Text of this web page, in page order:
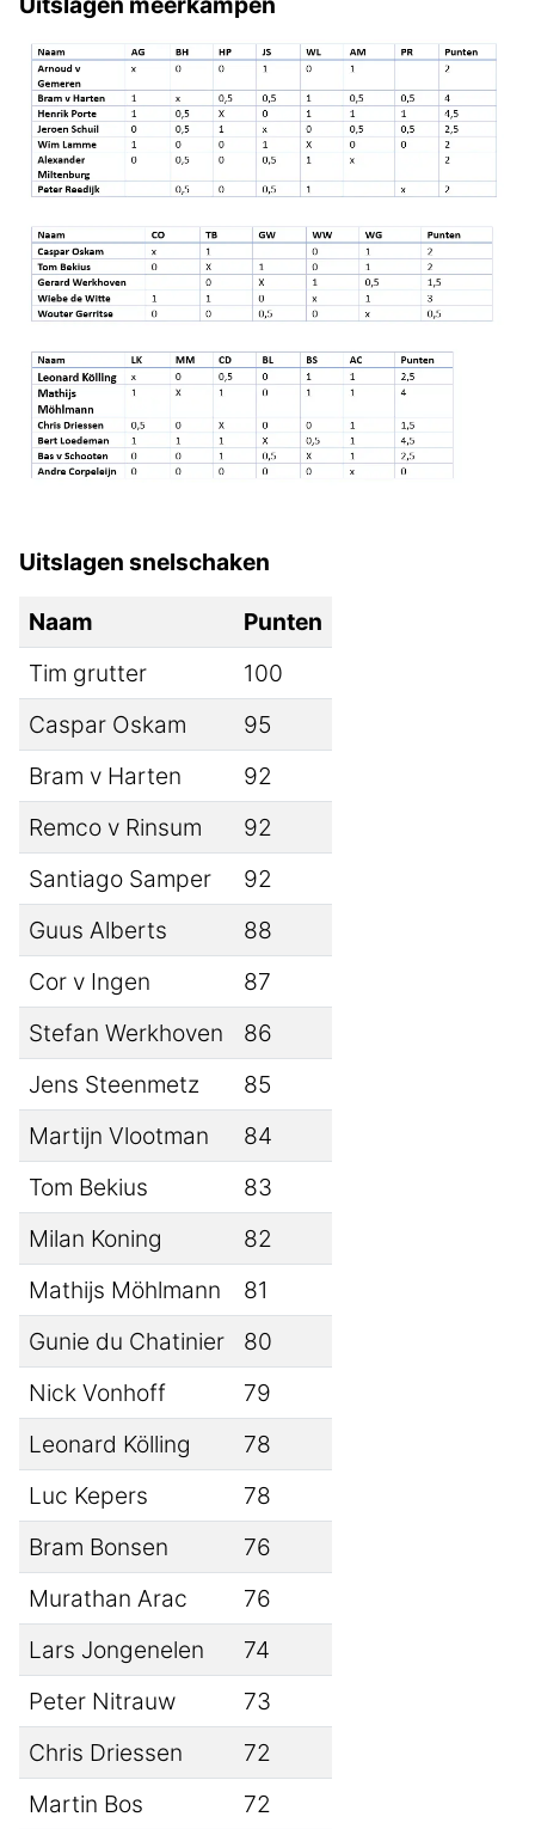
Uitslagen snelschaken
Naam
Punten
Tim grutter
100
Caspar Oskam
95
Bram v Harten
92
Remco v Rinsum
92
Santiago Samper
92
Guus Alberts
88
Cor v Ingen
87
Stefan Werkhoven
86
Jens Steenmetz
85
Martijn Vlootman
84
Tom Bekius
83
Milan Koning
82
Mathijs Möhlmann
81
Gunie du Chatinier
80
Nick Vonhoff
79
Leonard Kölling
78
Luc Kepers
78
Bram Bonsen
76
Murathan Arac
76
Lars Jongenelen
74
Peter Nitrauw
73
Chris Driessen
72
Martin Bos
72